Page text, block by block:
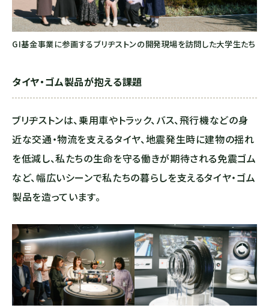
GI基金事業に参画するブリヂストンの開発現場を訪問した大学生たち
タイヤ・ゴム製品が抱える課題
ブリヂストンは、乗用車やトラック、バス、飛行機などの身
近な交通・物流を支えるタイヤ、地震発生時に建物の揺れ
を低減し、私たちの生命を守る働きが期待される免震ゴム
など、幅広いシーンで私たちの暮らしを支えるタイヤ・ゴム
製品を造っています。